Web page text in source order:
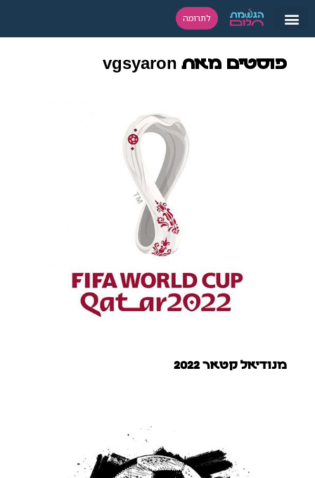
לתרומה
פוסטים מאת vgsyaron
מנודיאל קטאר 2022